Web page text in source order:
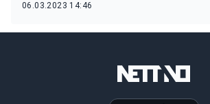
06.03.2023 14:46